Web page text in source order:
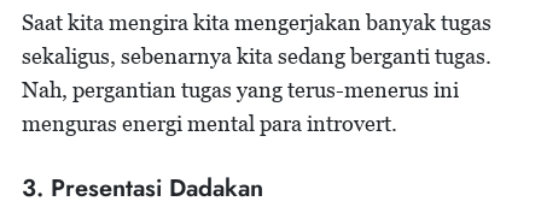
Saat kita mengira kita mengerjakan banyak tugas
sekaligus, sebenarnya kita sedang berganti tugas.
Nah, pergantian tugas yang terus-menerus ini
menguras energi mental para introvert.
3. Presentasi Dadakan